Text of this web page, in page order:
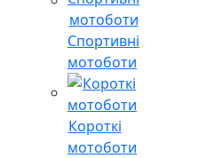
Спортивні
мотоботи
Короткі
мотоботи